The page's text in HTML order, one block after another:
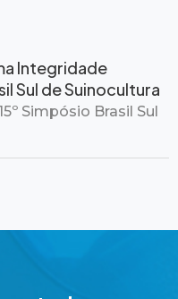
Integridade
Sul de Suinocultura
Simpósio Brasil Sul